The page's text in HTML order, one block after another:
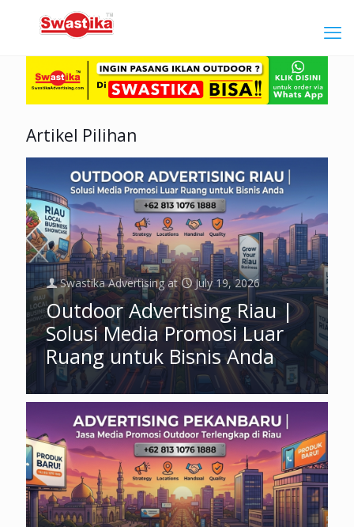
Artikel Pilihan
Swastika Advertising at July 19, 2026
Outdoor Advertising Riau |
Solusi Media Promosi Luar
Ruang untuk Bisnis Anda